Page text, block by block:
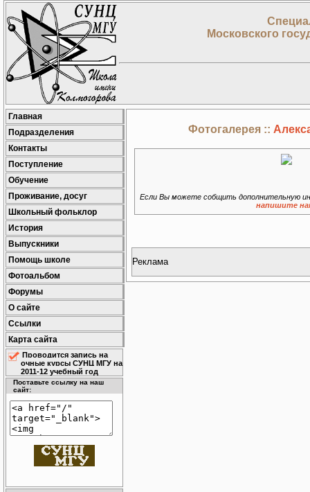
Московского
Главная
Подразделения
Контакты
Поступление
Обучение
Проживание, досуг
Школьный фольклор
История
Выпускники
Помощь школе
Фотоальбом
Форумы
О сайте
Ссылки
Карта сайта
Проводится запись на
очные курсы СУНЦ МГУ на
2011-12 учебный год
Поставьте ссылку на наш
сайт:
Фотогалерея ::
Если Вы можете собщить дополнительную
напишите
Реклама